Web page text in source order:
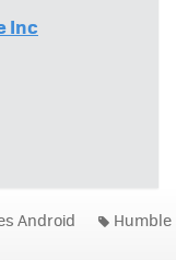
Inc
Android